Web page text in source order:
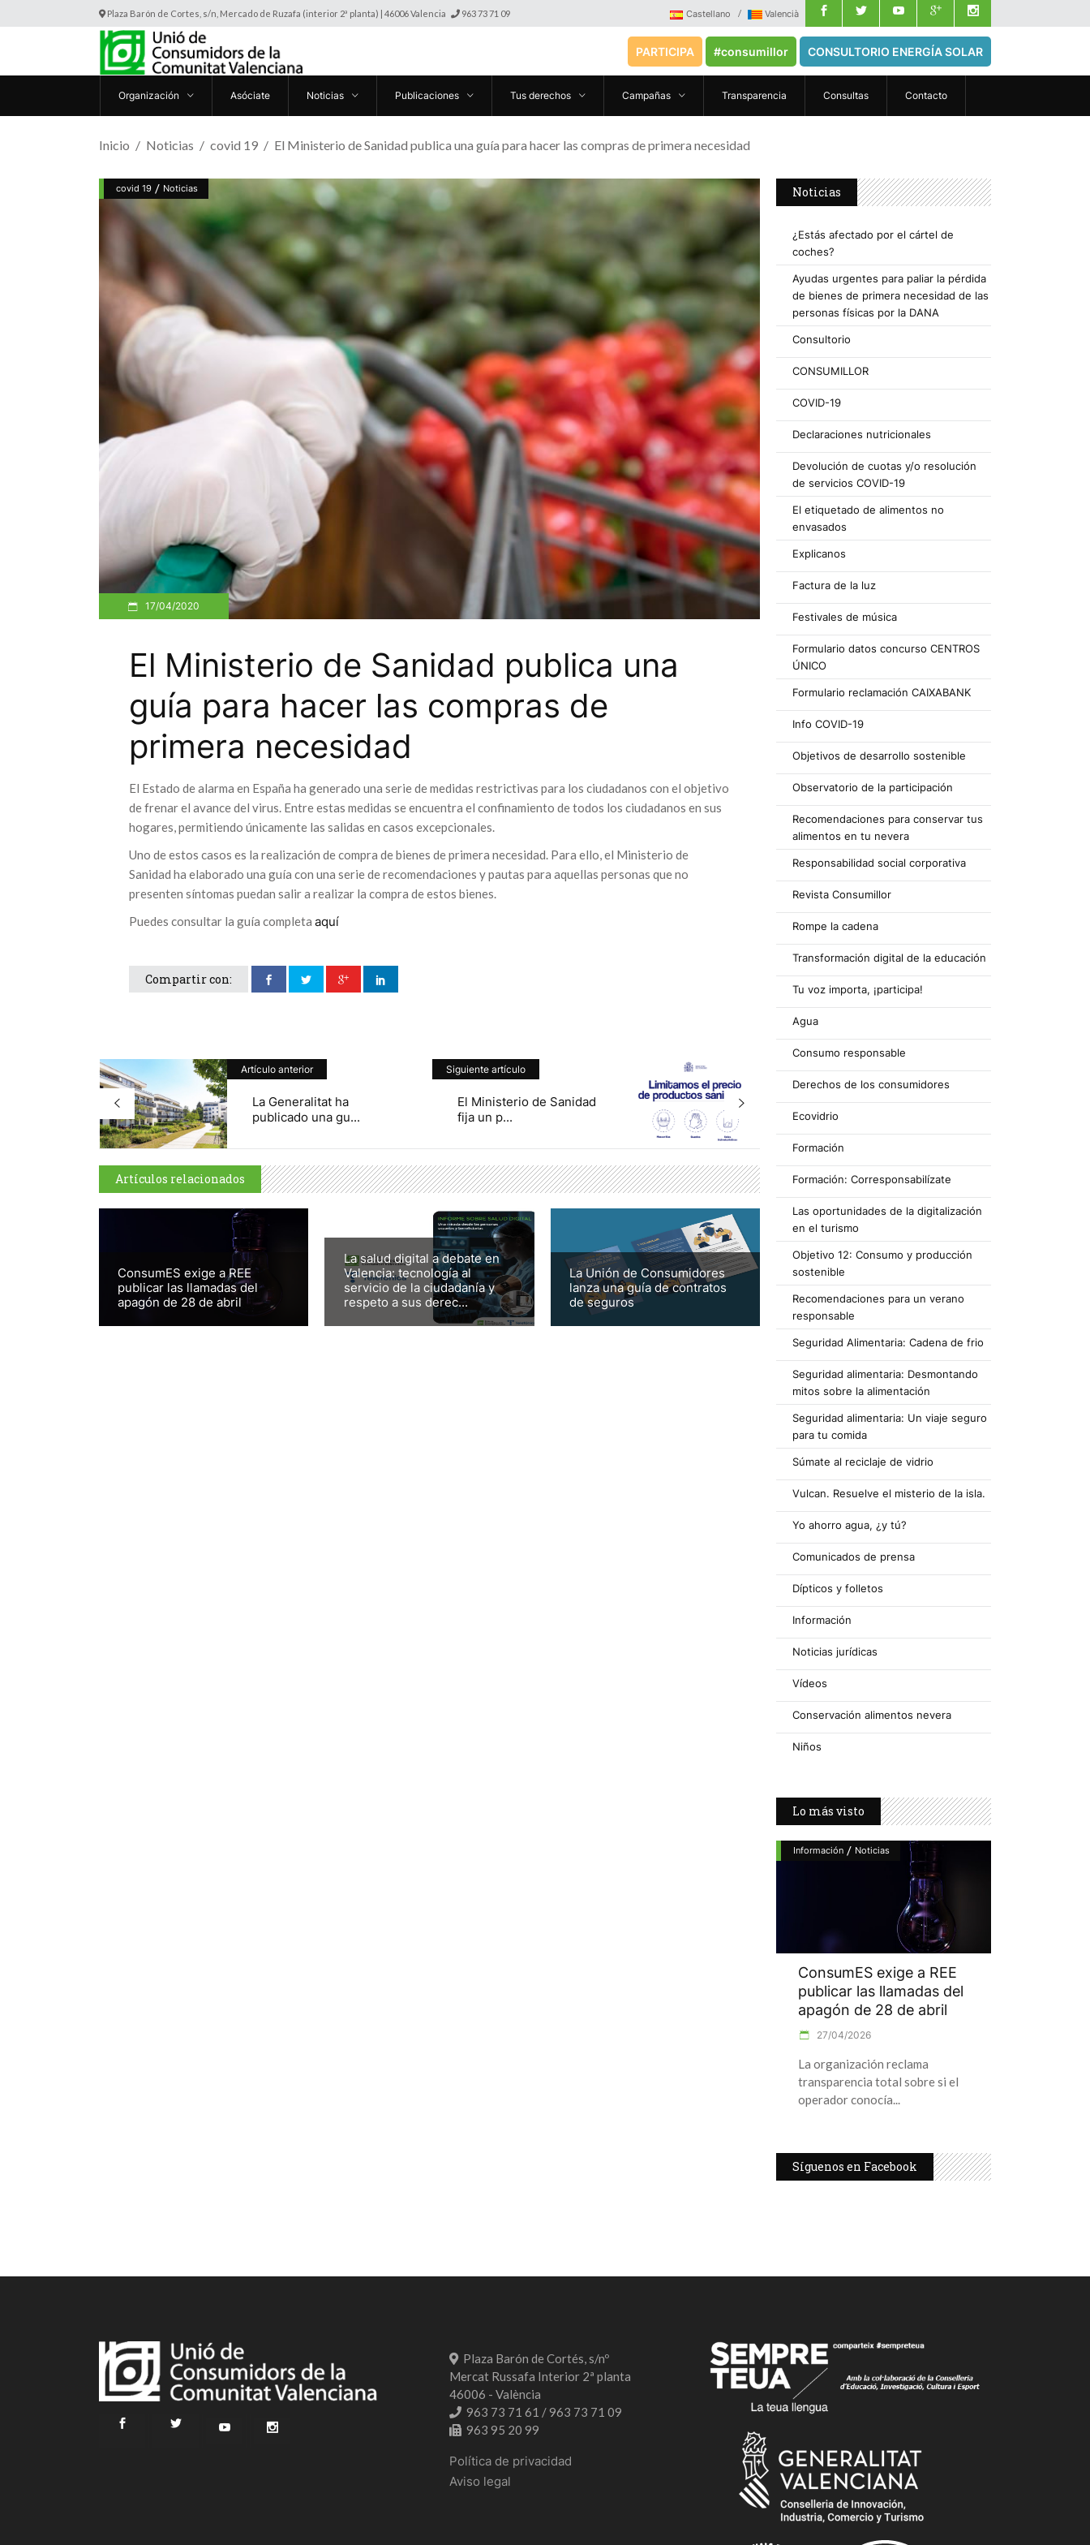
Plaza Barón de Cortes, s/n, Mercado de Ruzafa (interior 2ª planta) | 46006 Valencia 963 73 71 09 Castellano Valencià
PARTICIPA #consumillor CONSULTORIO ENERGÍA SOLAR
Organización Asóciate Noticias Publicaciones Tus derechos Campañas Transparencia Consultas Contacto
Inicio Noticias covid 19 El Ministerio de Sanidad publica una guía para hacer las compras de primera necesidad
covid 19 / Noticias
17/04/2020
El Ministerio de Sanidad publica una
guía para hacer las compras de
primera necesidad
El Estado de alarma en España ha generado una serie de medidas restrictivas para los ciudadanos con el objetivo
de frenar el avance del virus. Entre estas medidas se encuentra el confinamiento de todos los ciudadanos en sus
hogares, permitiendo únicamente las salidas en casos excepcionales.
Uno de estos casos es la realización de compra de bienes de primera necesidad. Para ello, el Ministerio de
Sanidad ha elaborado una guía con una serie de recomendaciones y pautas para aquellas personas que no
presenten síntomas puedan salir a realizar la compra de estos bienes.
Puedes consultar la guía completa aquí
Compartir con:
Artículo anterior
La Generalitat ha
publicado una gu...
Siguiente artículo
El Ministerio de Sanidad
fija un p...
Artículos relacionados
ConsumES exige a REE
publicar las llamadas del
apagón de 28 de abril
La salud digital a debate en
Valencia: tecnología al
servicio de la ciudadanía y
respeto a sus derec...
La Unión de Consumidores
lanza una guía de contratos
de seguros
Noticias
¿Estás afectado por el cártel de
coches?
Ayudas urgentes para paliar la pérdida
de bienes de primera necesidad de las
personas físicas por la DANA
Consultorio
CONSUMILLOR
COVID-19
Declaraciones nutricionales
Devolución de cuotas y/o resolución
de servicios COVID-19
El etiquetado de alimentos no
envasados
Explicanos
Factura de la luz
Festivales de música
Formulario datos concurso CENTROS
ÚNICO
Formulario reclamación CAIXABANK
Info COVID-19
Objetivos de desarrollo sostenible
Observatorio de la participación
Recomendaciones para conservar tus
alimentos en tu nevera
Responsabilidad social corporativa
Revista Consumillor
Rompe la cadena
Transformación digital de la educación
Tu voz importa, ¡participa!
Agua
Consumo responsable
Derechos de los consumidores
Ecovidrio
Formación
Formación: Corresponsabilízate
Las oportunidades de la digitalización
en el turismo
Objetivo 12: Consumo y producción
sostenible
Recomendaciones para un verano
responsable
Seguridad Alimentaria: Cadena de frio
Seguridad alimentaria: Desmontando
mitos sobre la alimentación
Seguridad alimentaria: Un viaje seguro
para tu comida
Súmate al reciclaje de vidrio
Vulcan. Resuelve el misterio de la isla.
Yo ahorro agua, ¿y tú?
Comunicados de prensa
Dípticos y folletos
Información
Noticias jurídicas
Vídeos
Conservación alimentos nevera
Niños
Lo más visto
Información / Noticias
ConsumES exige a REE
publicar las llamadas del
apagón de 28 de abril
27/04/2026
La organización reclama
transparencia total sobre si el
operador conocía
Síguenos en Facebook
Plaza Barón de Cortés, s/nº
Mercat Russafa Interior 2ª planta
46006 - València
963 73 71 61 / 963 73 71 09
963 95 20 99
Política de privacidad
Aviso legal